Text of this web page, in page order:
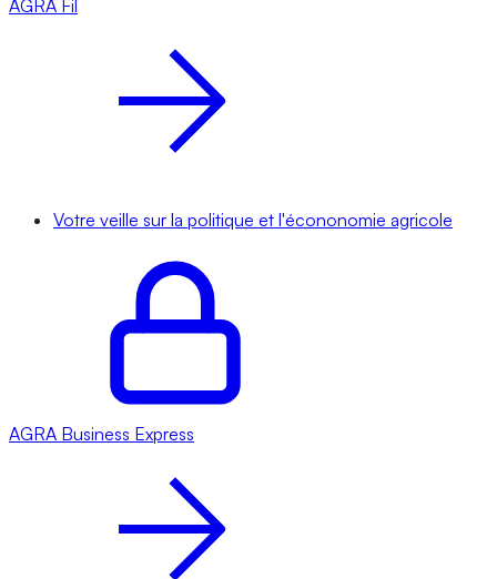
AGRA Fil
Votre veille sur la politique et l'écononomie agricole
AGRA Business Express